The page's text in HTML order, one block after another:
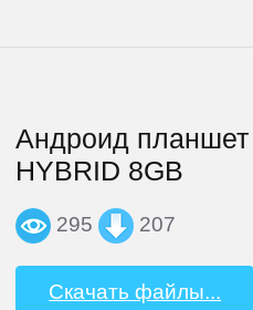
Андроид
HYBRID 8GB
295 207
Скачать файлы...